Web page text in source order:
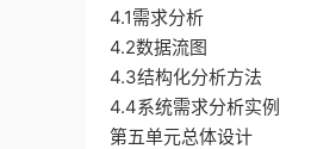
4.1需求分析
4.2数据流图
4.3结构化分析方法
4.4系统需求分析实例
第五单元总体设计